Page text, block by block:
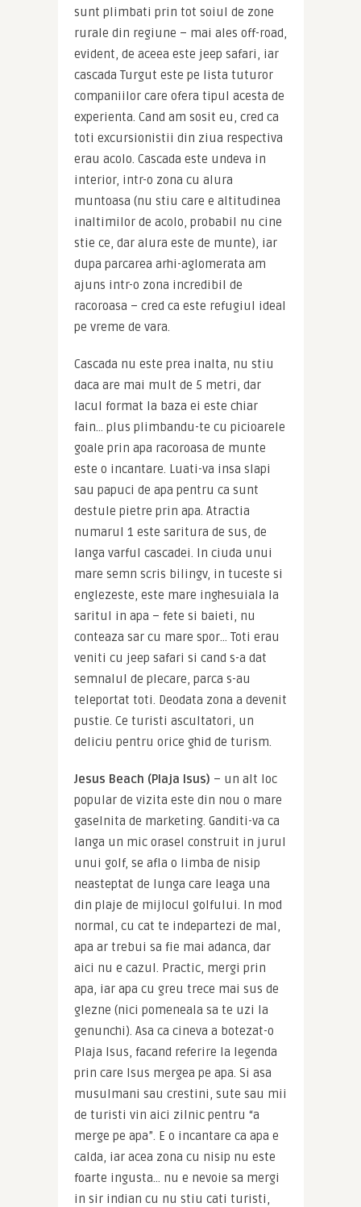
sunt plimbati prin tot soiul de zone
rurale din regiune – mai ales off-road,
evident, de aceea este jeep safari, iar
cascada Turgut este pe lista tuturor
companiilor care ofera tipul acesta de
experienta. Cand am sosit eu, cred ca
toti excursionistii din ziua respectiva
erau acolo. Cascada este undeva in
interior, intr-o zona cu alura
muntoasa (nu stiu care e altitudinea
inaltimilor de acolo, probabil nu cine
stie ce, dar alura este de munte), iar
dupa parcarea arhi-aglomerata am
ajuns intr-o zona incredibil de
racoroasa – cred ca este refugiul ideal
pe vreme de vara.
Cascada nu este prea inalta, nu stiu
daca are mai mult de 5 metri, dar
lacul format la baza ei este chiar
fain… plus plimbandu-te cu picioarele
goale prin apa racoroasa de munte
este o incantare. Luati-va insa slapi
sau papuci de apa pentru ca sunt
destule pietre prin apa. Atractia
numarul 1 este saritura de sus, de
langa varful cascadei. In ciuda unui
mare semn scris bilingv, in tuceste si
englezeste, este mare inghesuiala la
saritul in apa – fete si baieti, nu
conteaza sar cu mare spor… Toti erau
veniti cu jeep safari si cand s-a dat
semnalul de plecare, parca s-au
teleportat toti. Deodata zona a devenit
pustie. Ce turisti ascultatori, un
deliciu pentru orice ghid de turism.
Jesus Beach (Plaja Isus) – un alt loc
popular de vizita este din nou o mare
gaselnita de marketing. Ganditi-va ca
langa un mic orasel construit in jurul
unui golf, se afla o limba de nisip
neasteptat de lunga care leaga una
din plaje de mijlocul golfului. In mod
normal, cu cat te indepartezi de mal,
apa ar trebui sa fie mai adanca, dar
aici nu e cazul. Practic, mergi prin
apa, iar apa cu greu trece mai sus de
glezne (nici pomeneala sa te uzi la
genunchi). Asa ca cineva a botezat-o
Plaja Isus, facand referire la legenda
prin care Isus mergea pe apa. Si asa
musulmani sau crestini, sute sau mii
de turisti vin aici zilnic pentru “a
merge pe apa”. E o incantare ca apa e
calda, iar acea zona cu nisip nu este
foarte ingusta… nu e nevoie sa mergi
in sir indian cu nu stiu cati turisti,